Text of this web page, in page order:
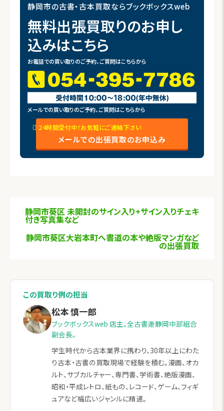
静岡市の古書・古本買取ならブックボックスweb
無料出張買取りのお申し
込みはこちら
お電話での買い取りのご予約、ご質問はこちらから
メールでの買い取りのご予約、ご質問はこちらから
24時間受付中！お気軽にご連絡下さい
メールでの出張買取のお申込み
静岡市葵区 未開封のサイン入り+サイン入りチェキ
付き写真集など
静岡市葵区大岩本町へ書道の本や絶版マンガなど
の出張買取
この買取り例の担当
松本 慎一郎
ブックボックスweb 店主。全古書連静岡中部組合
副会長。
学生時代から古本業界に携わり、30年以上にわた
り古本・古書の買取現場で経験を積む。漫画、オカ
ルト、サブカルチャー、専門書、学術書、絶版漫画、
昭和・平成レトロ、紙もの、レコード、ゲーム、フィギ
ュアなど幅広いジャンルに精通。